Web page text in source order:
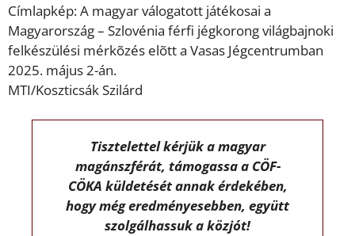
Címlapkép: A magyar válogatott játékosai a
Magyarország – Szlovénia férfi jégkorong világbajnoki
felkészülési mérkõzés elõtt a Vasas Jégcentrumban
2025. május 2-án.
MTI/Koszticsák Szilárd
Tisztelettel kérjük a magyar
magánszférát, támogassa a CÖF-
CÖKA küldetését annak érdekében,
hogy még eredményesebben, együtt
szolgálhassuk a közjót!